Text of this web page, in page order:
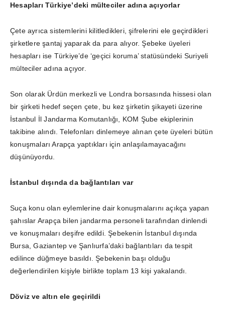
Hesapları Türkiye’deki mülteciler adına açıyorlar
Çete ayrıca sistemlerini kilitledikleri, şifrelerini ele geçirdikleri
şirketlere şantaj yaparak da para alıyor. Şebeke üyeleri
hesapları ise Türkiye’de ‘geçici koruma’ statüsündeki Suriyeli
mülteciler adına açıyor.
Son olarak Ürdün merkezli ve Londra borsasında hissesi olan
bir şirketi hedef seçen çete, bu kez şirketin şikayeti üzerine
İstanbul İl Jandarma Komutanlığı, KOM Şube ekiplerinin
takibine alındı. Telefonları dinlemeye alınan çete üyeleri bütün
konuşmaları Arapça yaptıkları için anlaşılamayacağını
düşünüyordu.
İstanbul dışında da bağlantıları var
Suça konu olan eylemlerine dair konuşmalarını açıkça yapan
şahıslar Arapça bilen jandarma personeli tarafından dinlendi
ve konuşmaları deşifre edildi. Şebekenin İstanbul dışında
Bursa, Gaziantep ve Şanlıurfa’daki bağlantıları da tespit
edilince düğmeye basıldı. Şebekenin başı olduğu
değerlendirilen kişiyle birlikte toplam 13 kişi yakalandı.
Döviz ve altın ele geçirildi